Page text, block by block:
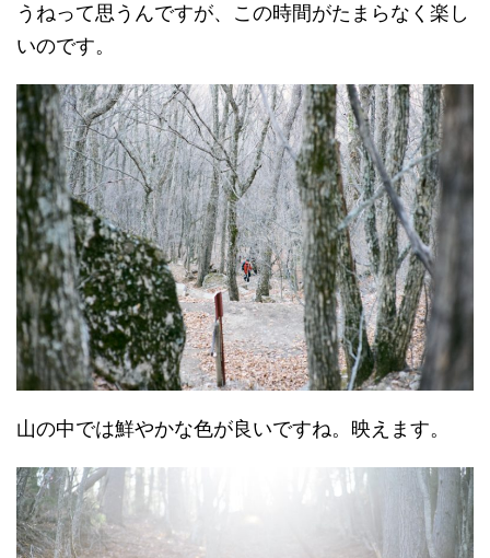
うねって思うんですが、この時間がたまらなく楽し
いのです。
山の中では鮮やかな色が良いですね。映えます。